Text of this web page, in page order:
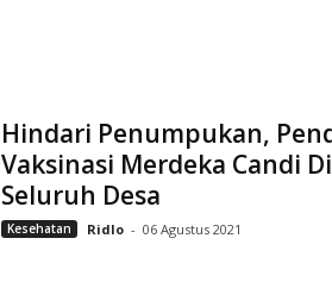
Hindari Penumpukan,
Vaksinasi Merdeka Candi
Seluruh Desa
Kesehatan Ridlo - 06 Agustus 2021